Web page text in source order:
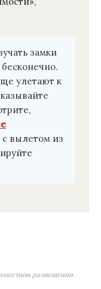
замки
улетают к
с вылетом из
размещении.